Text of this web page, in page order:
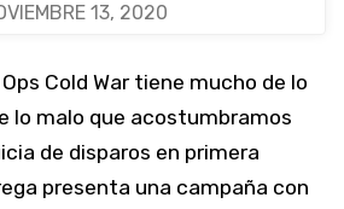
13, 2020
Cold War tiene mucho de lo
lo malo que acostumbramos
de disparos en primera
presenta una campaña con